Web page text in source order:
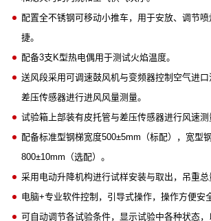
配置全不锈钢可移动小推车，用于安放、调节
捷。
配备3支K型热电偶用于测试火焰温度。
送风段采用可调速鼓风机与变频器控制空气进
差压传感器进行进风风量测量。
试验箱上部装有皮托管与差压传感器进行风速测
配备标准型钢梯宽度500±5mm（标配），宽型
800±10mm（选配）。
采用电动升降机构进行试样安装与取出，吊重总
电脑+专业软件控制，引导式操作，操作方便安
可自动调节各试验条件，显示试验中各种状态，